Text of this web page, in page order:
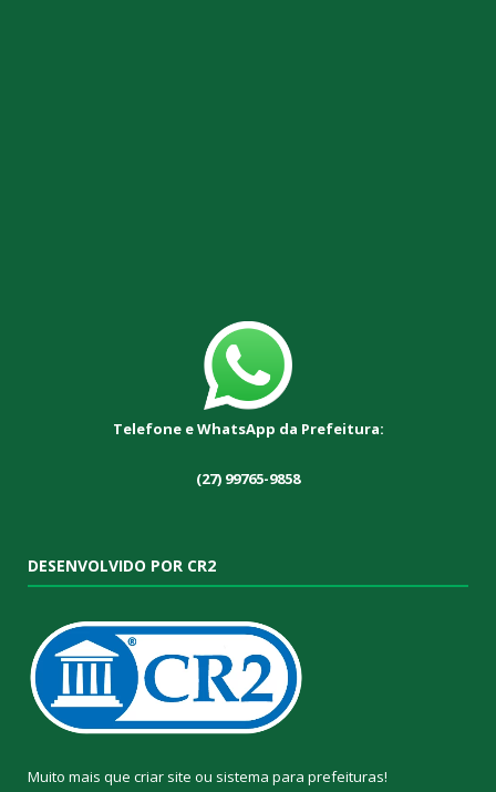
Telefone e WhatsApp da Prefeitura:
(27) 99765-9858
DESENVOLVIDO POR CR2
Muito mais que criar site ou sistema para prefeituras!